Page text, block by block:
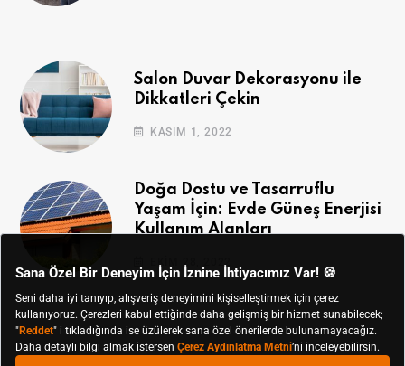
Salon Duvar Dekorasyonu ile
Dikkatleri Çekin
KASIM 1, 2022
Doğa Dostu ve Tasarruflu
Yaşam İçin: Evde Güneş Enerjisi
Kullanım Alanları